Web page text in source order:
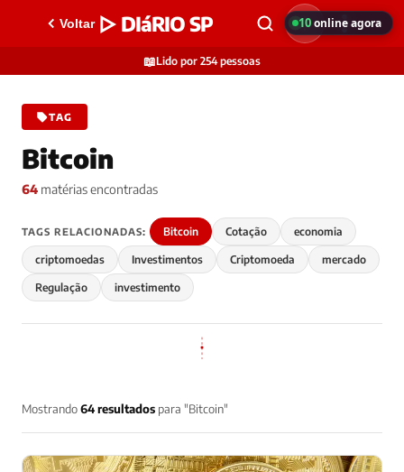
Voltar ▷ DIáRIO SP
📖Lido por 254 pessoas
TAG
Bitcoin
64 matérias encontradas
TAGS RELACIONADAS: Bitcoin Cotação economia
criptomoedas Investimentos Criptomoeda mercado
Regulação investimento
Mostrando64 resultados para "Bitcoin"
10online agora